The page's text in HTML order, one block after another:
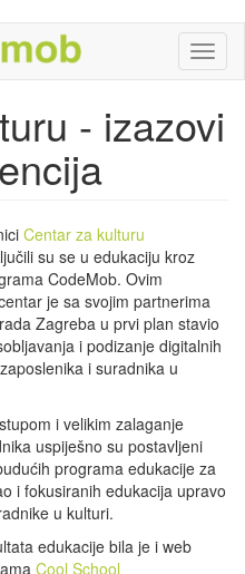
- izazovi
Centar za kulturu
su se u edukaciju kroz
CodeMob. Ovim
je sa svojim partnerima
Zagreba u prvi plan stavio
i podizanje digitalnih
i suradnika u
i velikim zalaganje
uspiješno su postavljeni
programa edukacije za
i fokusiranih edukacija upravo
u kulturi.
edukacije bila je i web
Cool School